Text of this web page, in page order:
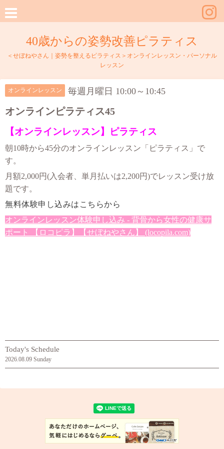
40歳からの姿勢改善ピラティス
＜せぼねやさん｜姿勢を整えるピラティス＞オンラインレッスン・パーソナル
レッスン
オンラインレッスン 毎週月曜日 10:00～10:45
オンラインピラティス45
【オンラインレッスン】ピラティス
朝10時から45分のオンラインレッスン「ピラティス」で
す。
月額2,000円(入会者、単月払いは2,200円)でレッスン受け放
題です。
無料体験申し込みはこちらから
オンラインレッスン体験申し込み - 背骨から女性の健康サ
ポート 【ロコピラ】【せぼねやさん】 (locopila.com)
Today's Schedule
2026.08.09 Sunday